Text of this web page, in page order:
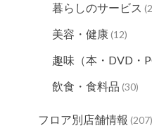
暮らしのサービス
美容・健康(12)
趣味（本・DVD・
飲食・食料品 (30)
フロア別店舗情報 (207)